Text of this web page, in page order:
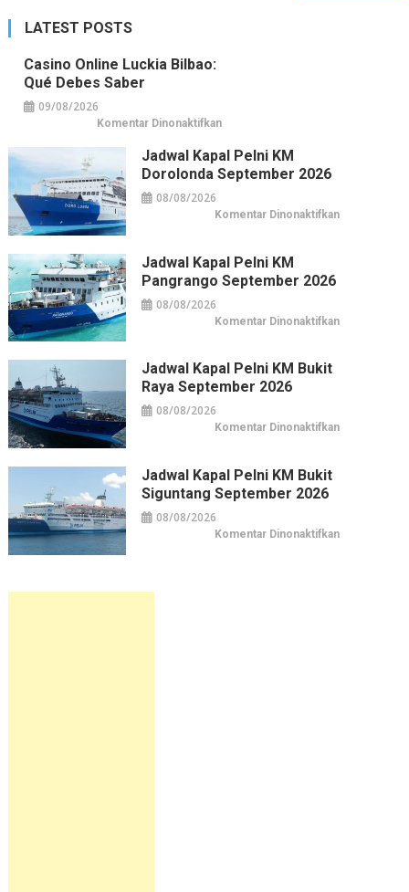
LATEST POSTS
Casino Online Luckia Bilbao:
Qué Debes Saber
09/08/2026
Komentar Dinonaktifkanpada
Luckia
Bilbao:
qué
Jadwal Kapal Pelni KM
Dorolonda September 2026
08/08/2026
Komentar Dinonaktifkanpada
Jadwal Kapal Pelni KM
Pangrango September 2026
08/08/2026
Komentar Dinonaktifkanpada
Jadwal Kapal Pelni KM Bukit
Raya September 2026
08/08/2026
Komentar Dinonaktifkanpada
Jadwal Kapal Pelni KM Bukit
Siguntang September 2026
08/08/2026
Komentar Dinonaktifkanpada